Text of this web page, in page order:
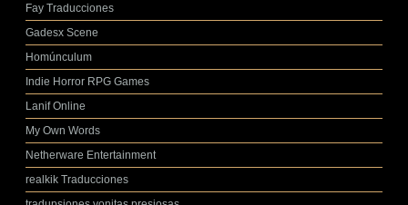
Fay Traducciones
Gadesx Scene
Homúnculum
Indie Horror RPG Games
Lanif Online
My Own Words
Netherware Entertainment
realkik Traducciones